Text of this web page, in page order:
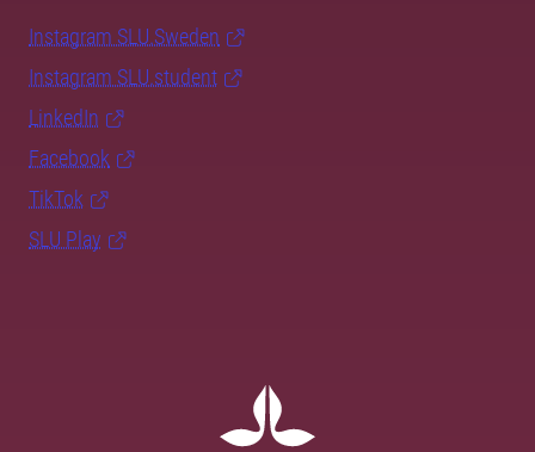
Instagram SLU.Sweden
Instagram SLU.student
LinkedIn
Facebook
TikTok
SLU Play